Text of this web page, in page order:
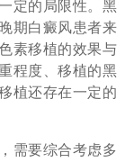
定的局限性。黑
期白癜风患者来
素移植的效果与
程度、移植的黑
植还存在一定的
需要综合考虑多